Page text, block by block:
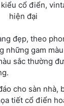
cổ điển,
hiện đại
đẹp, theo
những gam
sắc thường
cho sàn nhà,
tiết cổ điển